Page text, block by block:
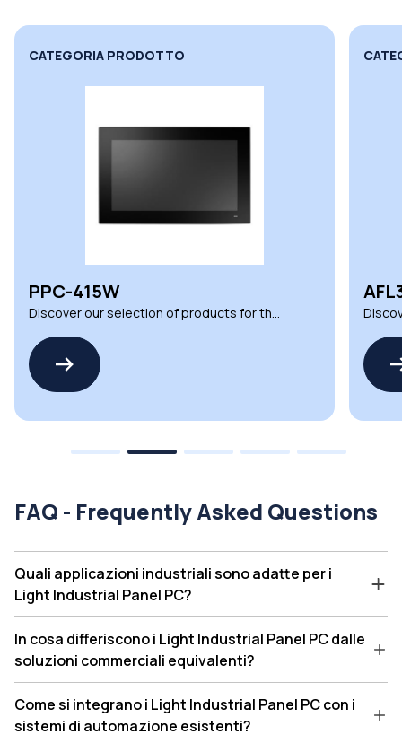
CATEGORIA PRODOTTO
PPC-415W
Discover our selection of products for the
CORP
FAQ - Frequently Asked Questions
Quali applicazioni industriali sono adatte per i
Light Industrial Panel PC?
In cosa differiscono i Light Industrial Panel PC dalle
soluzioni commerciali equivalenti?
Come si integrano i Light Industrial Panel PC con i
sistemi di automazione esistenti?